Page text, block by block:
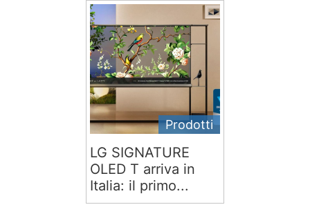
Prodotti
LG SIGNATURE
OLED T arriva in
Italia: il primo...